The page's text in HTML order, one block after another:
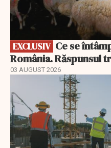
EXCLUSIV
România. Răspunsul
03 AUGUST 2026